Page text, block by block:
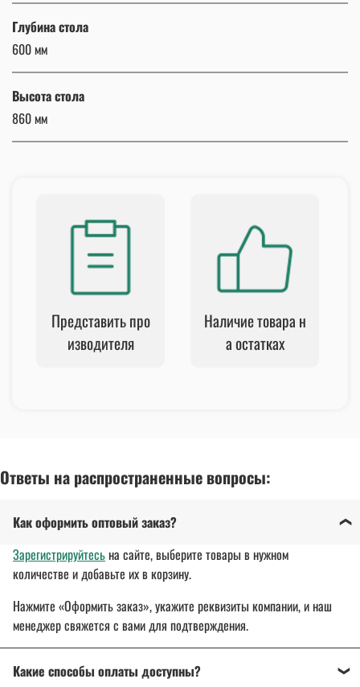
Глубина стола
600 мм
Высота стола
860 мм
Представить про
изводителя
Наличие товара н
а остатках
Ответы на распространенные вопросы:
Как оформить оптовый заказ?
Зарегистрируйтесьна сайте, выберите товары в нужном
количестве и добавьте их в корзину.
Нажмите «Оформить заказ», укажите реквизиты компании, и наш
менеджер свяжется с вами для подтверждения.
Какие способы оплаты доступны?